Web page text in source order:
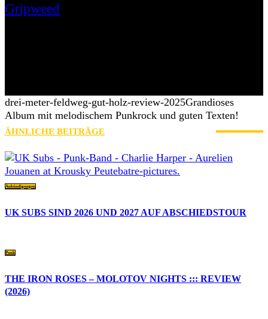
Gripweed
drei-meter-feldweg-gut-holz-review-2025Grandioses
Album mit melodischem Punkrock und guten Texten!
ÄHNLICHE BEITRÄGE
Ankündigungen
UK SUBS SIND 2026 UND 2027 AUF ABSCHIEDSTOUR
Punk
THE IRON ROSES – MOLOTOV NIGHTS ::: REVIEW
(2026)